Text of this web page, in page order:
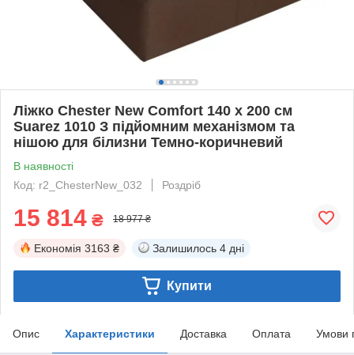
Ліжко Chester New Comfort 140 х 200 см
Suarez 1010 З підйомним механізмом та
нішою для білизни Темно-коричневий
В наявності
Код: r2_ChesterNew_032
Роздріб
15 814 ₴ 18 977 ₴
Економія 3163 ₴ Залишилось 4 дні
Купити
Опис Характеристики Доставка Оплата Умови